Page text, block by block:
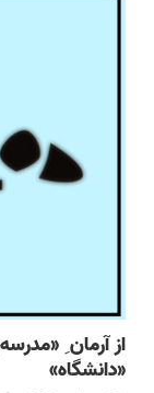
از آرمان
«دانشگاه»